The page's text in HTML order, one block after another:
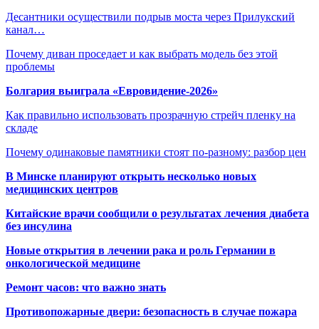
Десантники осуществили подрыв моста через Прилукский
канал…
Почему диван проседает и как выбрать модель без этой
проблемы
Болгария выиграла «Евровидение-2026»
Как правильно использовать прозрачную стрейч пленку на
складе
Почему одинаковые памятники стоят по-разному: разбор цен
В Минске планируют открыть несколько новых
медицинских центров
Китайские врачи сообщили о результатах лечения диабета
без инсулина
Новые открытия в лечении рака и роль Германии в
онкологической медицине
Ремонт часов: что важно знать
Противопожарные двери: безопасность в случае пожара